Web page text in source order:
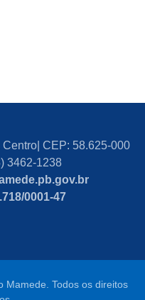
CEP: 58.625-000
3462-1238
0001-47
Mamede. Todos os direitos